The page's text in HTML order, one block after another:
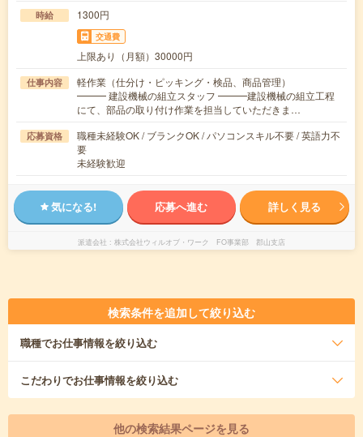
時給 1300円
交通費
上限あり（月額）30000円
仕事内容
軽作業（仕分け・ピッキング・検品、商品管理）
━━━ 建設機械の組立スタッフ ━━━建設機械の組立工程
にて、部品の取り付け作業を担当していただきま…
応募資格
職種未経験OK / ブランクOK / パソコンスキル不要 / 英語力不
要
未経験歓迎
気になる! 応募へ進む 詳しく見る
派遣会社 株式会社ウィルオブ・ワーク FO事業部 郡山支店
検索条件を追加して絞り込む
職種でお仕事情報を絞り込む
こだわりでお仕事情報を絞り込む
他の検索結果ページを見る